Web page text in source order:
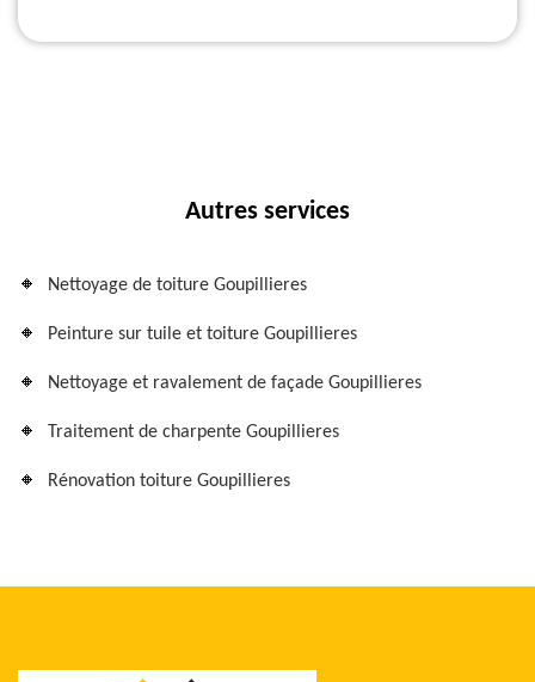
Autres services
Nettoyage de toiture Goupillieres
Peinture sur tuile et toiture Goupillieres
Nettoyage et ravalement de façade Goupillieres
Traitement de charpente Goupillieres
Rénovation toiture Goupillieres